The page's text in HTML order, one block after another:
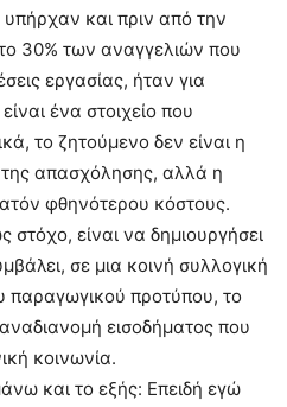
υπήρχαν και πριν από την
30% των αναγγελιών που
εργασίας, ήταν για
ένα στοιχείο που
το ζητούμενο δεν είναι η
της απασχόλησης, αλλά η
φθηνότερου κόστους.
είναι να δημιουργήσει
σε μια κοινή συλλογική
παραγωγικού προτύπου, το
εισοδήματος που
κοινωνία.
και το εξής: Επειδή εγώ